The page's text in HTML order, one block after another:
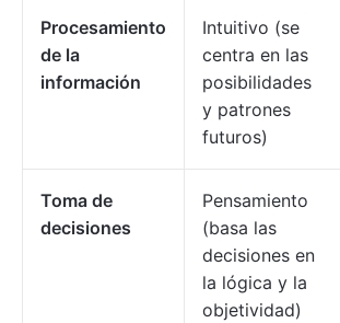
Procesamiento
de la
información
Intuitivo (se
centra en las
posibilidades
y patrones
futuros)
Toma de
decisiones
Pensamiento
(basa las
decisiones en
la lógica y la
objetividad)